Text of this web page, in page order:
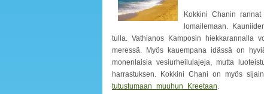
Kokkini Chanin
lomailemaan.
tulla. Vathianos Kamposin hiekkarannalla
meressä. Myös kauempana idässä on
monenlaisia vesiurheilulajeja, mutta
harrastuksen. Kokkini Chani on myös
tutustumaan muuhun Kreetaan.